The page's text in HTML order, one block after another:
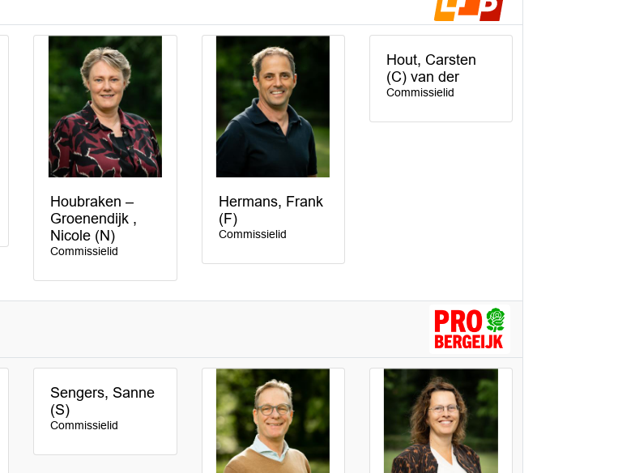
Houbraken –
Groenendijk ,
Nicole (N)
Commissielid
Hermans, Frank
(F)
Commissielid
Hout, Carsten
(C) van der
Commissielid
Sengers, Sanne
(S)
Commissielid